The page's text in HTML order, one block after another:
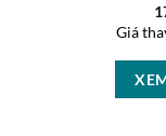
Giá